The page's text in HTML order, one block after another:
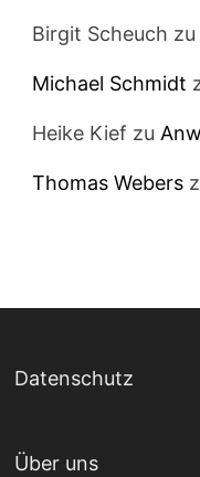
Birgit Scheuch zu
Michael Schmidt
Heike Kief zu
Thomas Webers
Datenschutz
Über uns